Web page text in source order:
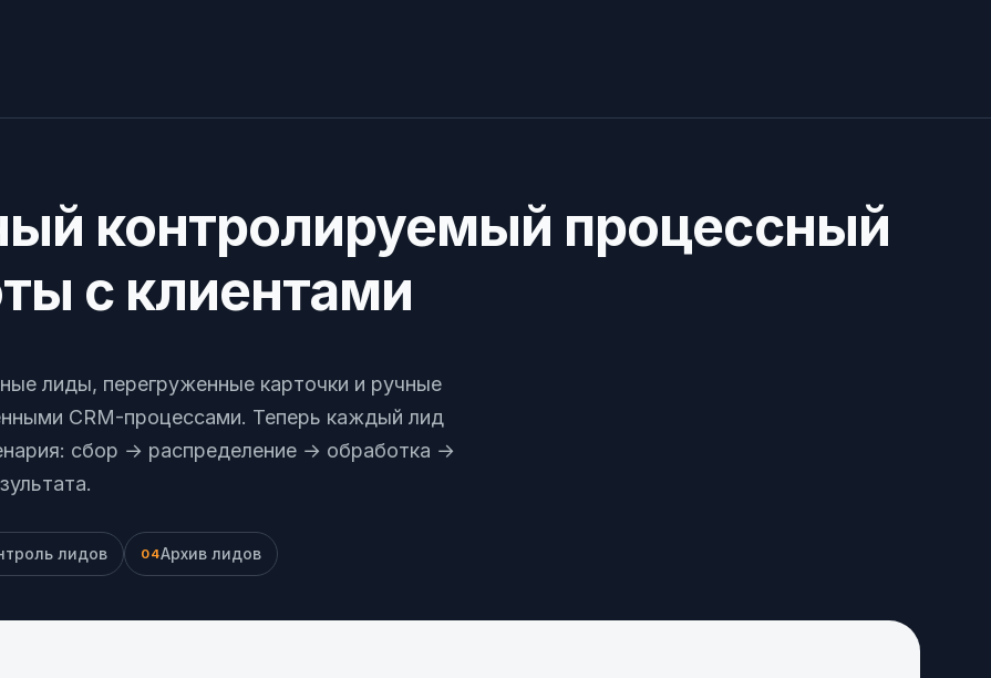
контролируемый процессный
с клиентами
лиды, перегруженные карточки и ручные
CRM-процессами. Теперь каждый лид
сбор → распределение → обработка →
лидов 04Архив лидов